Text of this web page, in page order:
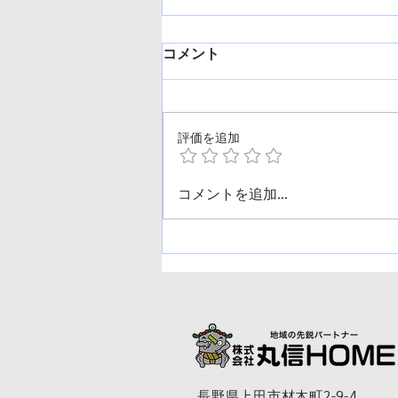
夏季休業のお知らせ🍉
コメント
評価を追加
コメントを追加…